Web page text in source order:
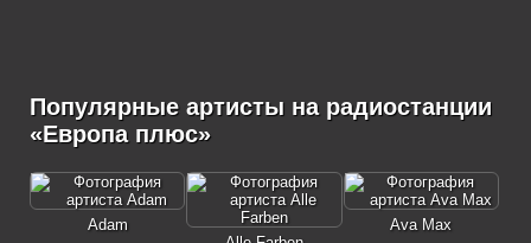
Популярные артисты на радиостанции
«Европа плюс»
Adam
Ava Max